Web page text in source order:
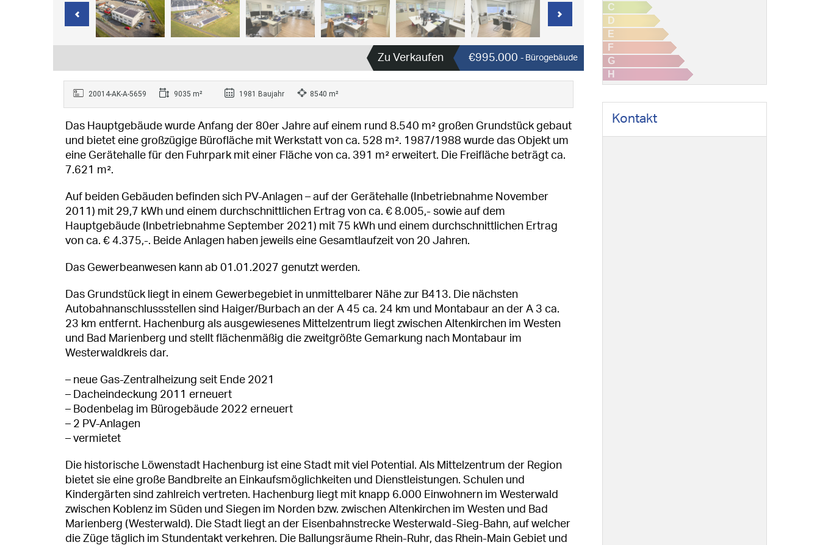
Zu Verkaufen €995.000 - Bürogebäude
20014-AK-A-5659 9035 m² 1981 Baujahr 8540 m²
Das Hauptgebäude wurde Anfang der 80er Jahre auf einem rund 8.540 m² großen Grundstück gebaut
und bietet eine großzügige Bürofläche mit Werkstatt von ca. 528 m². 1987/1988 wurde das Objekt um
eine Gerätehalle für den Fuhrpark mit einer Fläche von ca. 391 m² erweitert. Die Freifläche beträgt ca.
7.621 m².
Auf beiden Gebäuden befinden sich PV-Anlagen – auf der Gerätehalle (Inbetriebnahme November
2011) mit 29,7 kWh und einem durchschnittlichen Ertrag von ca. € 8.005,- sowie auf dem
Hauptgebäude (Inbetriebnahme September 2021) mit 75 kWh und einem durchschnittlichen Ertrag
von ca. € 4.375,-. Beide Anlagen haben jeweils eine Gesamtlaufzeit von 20 Jahren.
Das Gewerbeanwesen kann ab 01.01.2027 genutzt werden.
Das Grundstück liegt in einem Gewerbegebiet in unmittelbarer Nähe zur B413. Die nächsten
Autobahnanschlussstellen sind Haiger/Burbach an der A 45 ca. 24 km und Montabaur an der A 3 ca.
23 km entfernt. Hachenburg als ausgewiesenes Mittelzentrum liegt zwischen Altenkirchen im Westen
und Bad Marienberg und stellt flächenmäßig die zweitgrößte Gemarkung nach Montabaur im
Westerwaldkreis dar.
– neue Gas-Zentralheizung seit Ende 2021
– Dacheindeckung 2011 erneuert
– Bodenbelag im Bürogebäude 2022 erneuert
– 2 PV-Anlagen
– vermietet
Die historische Löwenstadt Hachenburg ist eine Stadt mit viel Potential. Als Mittelzentrum der Region
bietet sie eine große Bandbreite an Einkaufsmöglichkeiten und Dienstleistungen. Schulen und
Kindergärten sind zahlreich vertreten. Hachenburg liegt mit knapp 6.000 Einwohnern im Westerwald
zwischen Koblenz im Süden und Siegen im Norden bzw. zwischen Altenkirchen im Westen und Bad
Marienberg (Westerwald). Die Stadt liegt an der Eisenbahnstrecke Westerwald-Sieg-Bahn, auf welcher
die Züge täglich im Stundentakt verkehren. Die Ballungsräume Rhein-Ruhr, das Rhein-Main Gebiet und
C
D
E
F
G
H
Kontakt